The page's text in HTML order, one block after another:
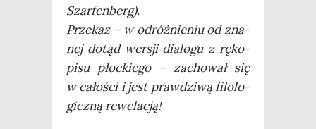
Szarfenberg).
Prze­kaz – w odróż­nie­niu od zna­
nej dotąd wer­sji dia­lo­gu z ręko­
pi­su płoc­kie­go – zacho­wał się
w cało­ści i jest praw­dzi­wą filo­lo­
gicz­ną rewelacją!